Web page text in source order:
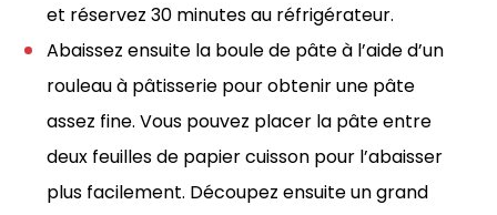
et réservez 30 minutes au réfrigérateur.
Abaissez ensuite la boule de pâte à l’aide d’un
rouleau à pâtisserie pour obtenir une pâte
assez fine. Vous pouvez placer la pâte entre
deux feuilles de papier cuisson pour l’abaisser
plus facilement. Découpez ensuite un grand